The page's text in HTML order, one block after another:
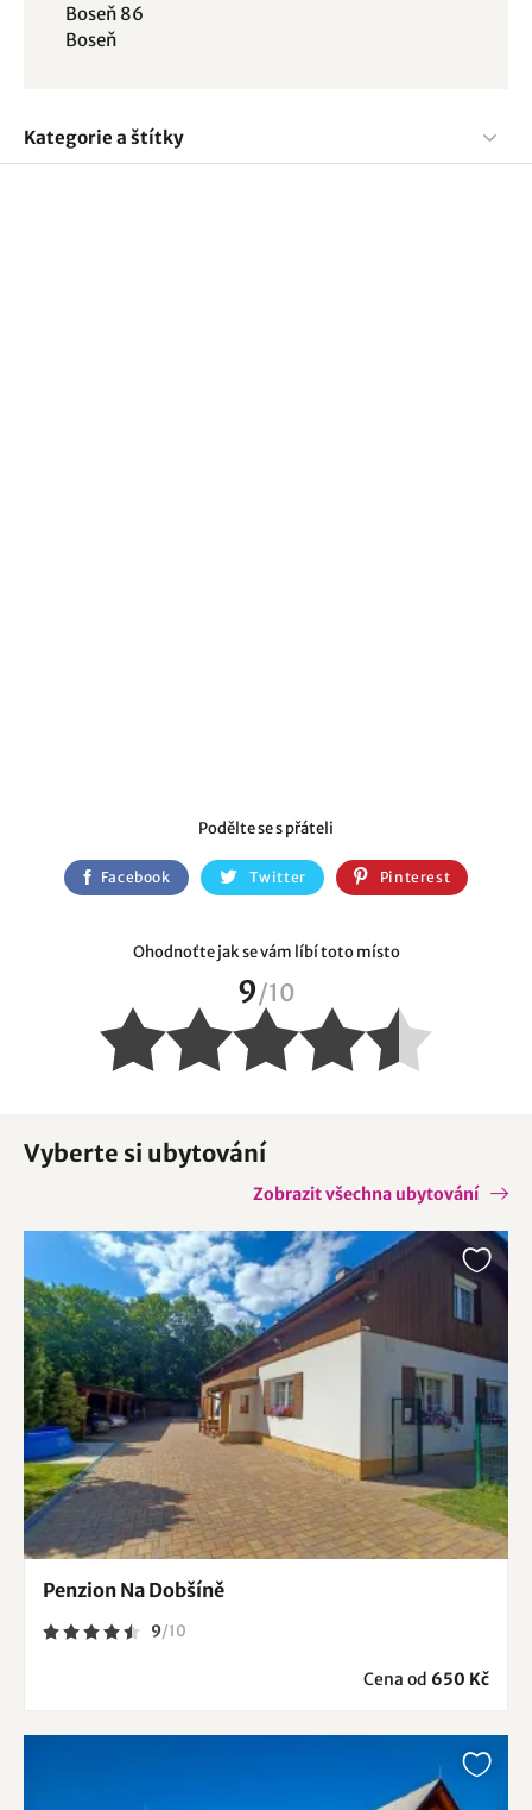
Boseň 86
Boseň
Kategorie a štítky
Ohodnoťte jak se vám líbí toto místo
9/10
Podělte se s přáteli
Facebook Twitter Pinterest
Vyberte si ubytování
Zobrazit všechna ubytování
Penzion Na Dobšíně
9/10
Cena od 650 Kč